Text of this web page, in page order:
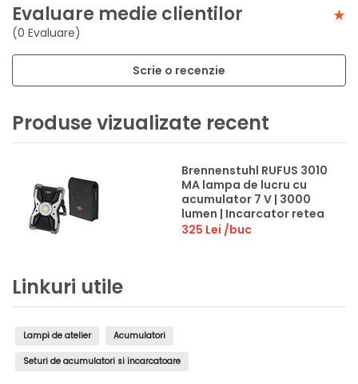
Evaluare medie clientilor
(0 Evaluare)
Scrie o recenzie
Produse vizualizate recent
Brennenstuhl RUFUS 3010
MA lampa de lucru cu
acumulator 7 V | 3000
lumen | Incarcator retea
325 Lei /buc
Linkuri utile
Lampi de atelier Acumulatori
Seturi de acumulatori si incarcatoare